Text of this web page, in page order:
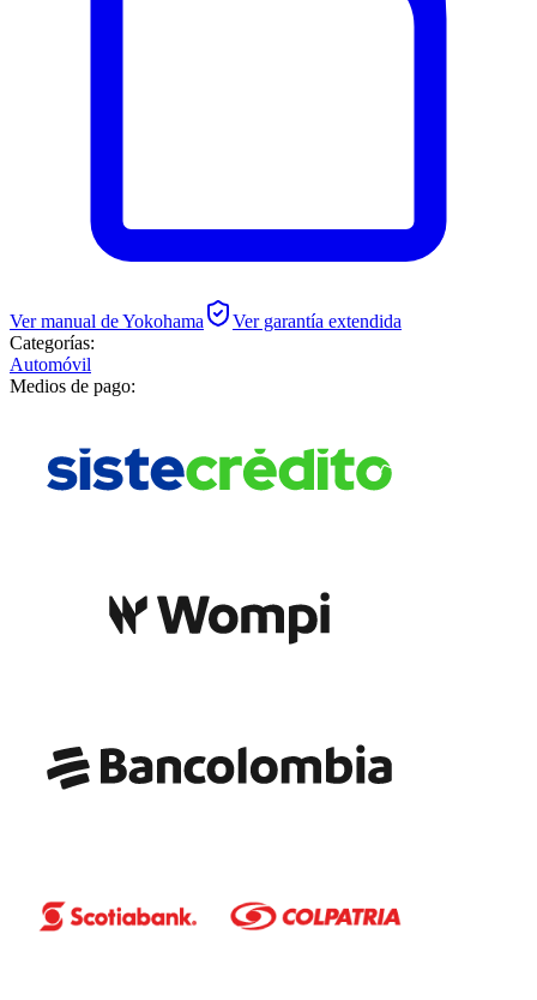
Ver manual deYokohama
Ver garantía extendida
Categorías:
Automóvil
Medios de pago: